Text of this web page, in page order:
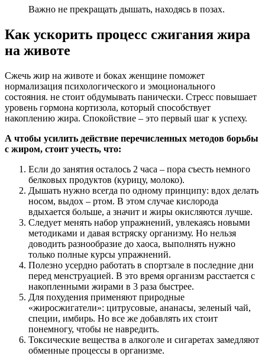
Важно не прекращать дышать, находясь в позах.
Как ускорить процесс сжигания жира
на животе
Сжечь жир на животе и боках женщине поможет
нормализация психологического и эмоционального
состояния. не стоит обдумывать панически. Стресс повышает
уровень гормона кортизола, который способствует
накоплению жира. Спокойствие – это первый шаг к успеху.
А чтобы усилить действие перечисленных методов борьбы
с жиром, стоит учесть, что:
Если до занятия осталось 2 часа – пора съесть немного
белковых продуктов (курицу, молоко).
Дышать нужно всегда по одному принципу: вдох делать
носом, выдох – ртом. В этом случае кислорода
вдыхается больше, а значит и жиры окисляются лучше.
Следует менять набор упражнений, увлекаясь новыми
методиками и давая встряску организму. Но нельзя
доводить разнообразие до хаоса, выполнять нужно
только полные курсы упражнений.
Полезно усердно работать в спортзале в последние дни
перед менструацией. В это время организм расстается с
накопленными жирами в 3 раза быстрее.
Для похудения применяют природные
«жиросжигатели»: цитрусовые, ананасы, зеленый чай,
специи, имбирь. Но все же добавлять их стоит
понемногу, чтобы не навредить.
Токсические вещества в алкоголе и сигаретах замедляют
обменные процессы в организме.